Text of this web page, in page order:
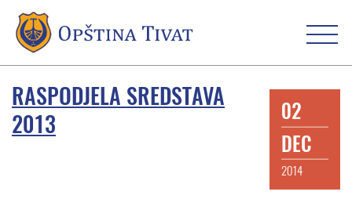
RASPODJELA SREDSTAVA
2013
02
DEC
2014